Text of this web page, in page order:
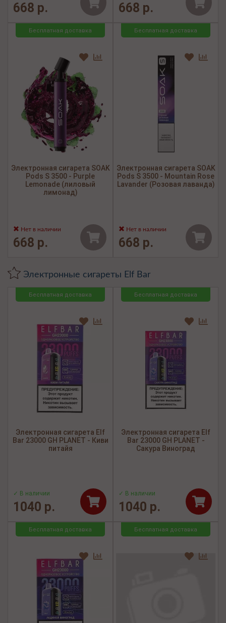
668 р. 668 р.
Бесплатная доставка
Электронная сигарета SOAK
Pods S 3500 - Purple
Lemonade (лиловый
лимонад)
Нет в наличии
668 р.
Бесплатная доставка
Электронная сигарета SOAK
Pods S 3500 - Mountain Rose
Lavander (Розовая лаванда)
Нет в наличии
668 р.
Электронные сигареты Elf Bar
Бесплатная доставка
Электронная сигарета Elf
Bar 23000 GH PLANET - Киви
питайя
✓ В наличии
1040 р.
Бесплатная доставка
Электронная сигарета Elf
Bar 23000 GH PLANET -
Сакура Виноград
✓ В наличии
1040 р.
Бесплатная доставка Бесплатная доставка